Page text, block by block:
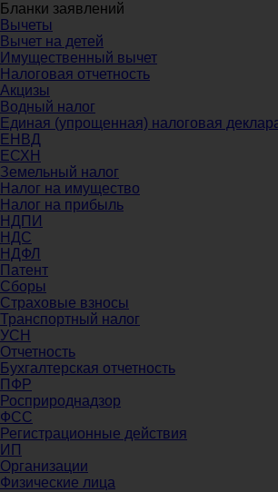
Бланки заявлений
Вычеты
Вычет на детей
Имущественный вычет
Налоговая отчетность
Акцизы
Водный налог
Единая (упрощенная) налоговая
ЕНВД
ЕСХН
Земельный налог
Налог на имущество
Налог на прибыль
НДПИ
НДС
НДФЛ
Патент
Сборы
Страховые взносы
Транспортный налог
УСН
Отчетность
Бухгалтерская отчетность
ПФР
Росприроднадзор
ФСС
Регистрационные действия
ИП
Организации
Физические лица